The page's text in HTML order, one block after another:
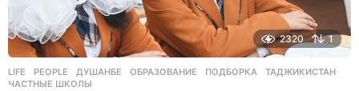
2320 1
LIFE ,PEOPLE ДУШАНБЕ ,ОБРАЗОВАНИЕ ,ПОДБОРКА ,ТАДЖИКИСТАН
ЧАСТНЫЕ ШКОЛЫ